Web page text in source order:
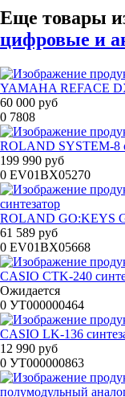
Еще товары
цифровые и
YAMAHA REFACE
60 000 руб
0 7808
ROLAND SYSTEM-8
199 990 руб
0 EV01BX05270
ROLAND GO:KEYS
61 589 руб
0 EV01BX05668
CASIO CTK-240
Ожидается
0 УТ000000464
CASIO LK-136
12 990 руб
0 УТ000000863